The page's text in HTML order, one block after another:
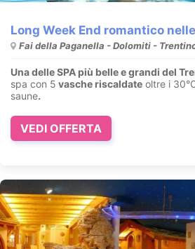
Long Week End romantico
Fai della Paganella - Dolomiti -
Una delle SPA più belle e grandi del
spa con 5 vasche riscaldate oltre i
saune.
VEDI OFFERTA